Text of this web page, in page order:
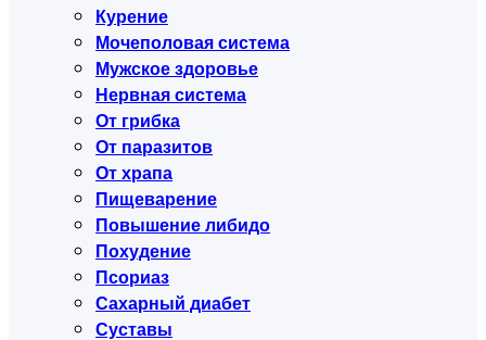
Курение
Мочеполовая система
Мужское здоровье
Нервная система
От грибка
От паразитов
От храпа
Пищеварение
Повышение либидо
Похудение
Псориаз
Сахарный диабет
Суставы